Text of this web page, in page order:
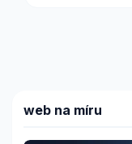
web na míru